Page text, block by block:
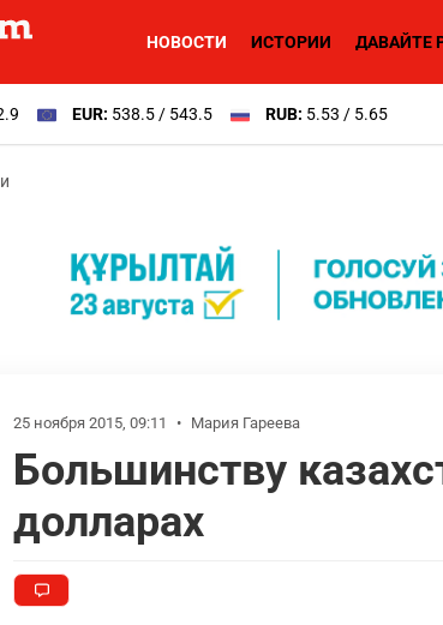
НОВОСТИ ИСТОРИИ ДАВАЙТЕ
EUR: 538.5 / 543.5 RUB: 5.53 / 5.65
25 ноября 2015, 09:11 • Мария Гареева
Большинству
долларах